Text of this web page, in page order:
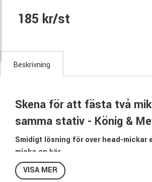
185 kr/st
Beskrivning
Skena för att fästa två
samma stativ - König &
Smidigt lösning för over head-mickar
micka en kör.
Du monterar enkelt denna på stativet där
sätter mikrofonklykan och får då istället
VISA MER